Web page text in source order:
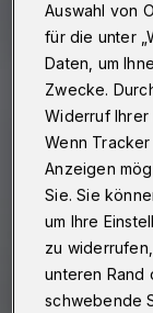
Auswahl von
für die unter
Daten, um
Zwecke.
Widerruf
Wenn
Anzeigen
Sie. Sie
um Ihre
zu
unteren
schwebende